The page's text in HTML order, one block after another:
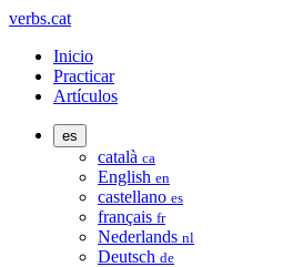
verbs.cat
Inicio
Practicar
Artículos
es
català ca
English en
castellano es
français fr
Nederlands nl
Deutsch de